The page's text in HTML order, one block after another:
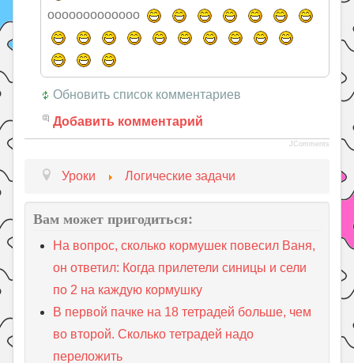
ооооооооооооо
Обновить список комментариев
Добавить комментарий
JComments
Уроки Логические задачи
Вам может пригодиться:
На вопрос, сколько кормушек повесил Ваня,
он ответил: Когда прилетели синицы и сели
по 2 на каждую кормушку
В первой пачке на 18 тетрадей больше, чем
во второй. Сколько тетрадей надо
переложить